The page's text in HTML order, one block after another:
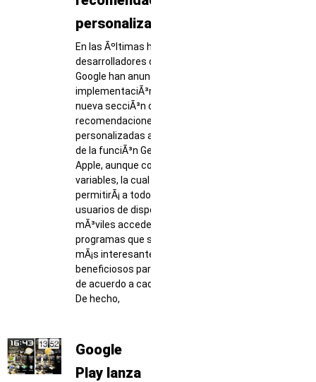
personalizadas
En las Ãºltimas horas, los
desarrolladores de
Google han anunciado la
implementaciÃ³n de una
nueva secciÃ³n de
recomendaciones
personalizadas al estilo
de la funciÃ³n Genius de
Apple, aunque con mÃ¡s
variables, la cual
permitirÃ¡ a todos sus
usuarios de dispositivos
mÃ³viles acceder a los
programas que sean
mÃ¡s interesantes, o
beneficiosos para ellos,
de acuerdo a cada perfil.
De hecho,
Google
Play lanza